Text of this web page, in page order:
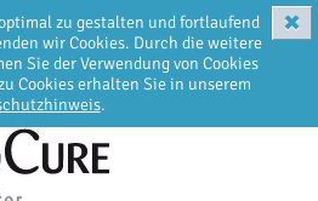
zu gestalten und fortlaufend
wir Cookies. Durch die weitere
Sie der Verwendung von Cookies
Cookies erhalten Sie in unserem
.
✖